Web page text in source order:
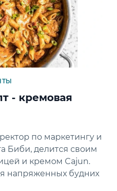
- кремовая
по маркетингу и
Биби, делится своим
и кремом Cajun.
напряженных будних